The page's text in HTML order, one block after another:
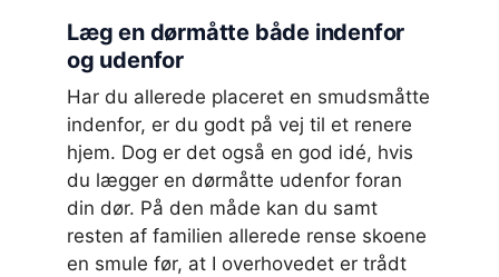
Læg en dørmåtte både indenfor
og udenfor
Har du allerede placeret en smudsmåtte
indenfor, er du godt på vej til et renere
hjem. Dog er det også en god idé, hvis
du lægger en dørmåtte udenfor foran
din dør. På den måde kan du samt
resten af familien allerede rense skoene
en smule før, at I overhovedet er trådt